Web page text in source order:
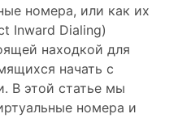
номера, или как их
Inward Dialing)
находкой для
начать с
В этой статье мы
номера и